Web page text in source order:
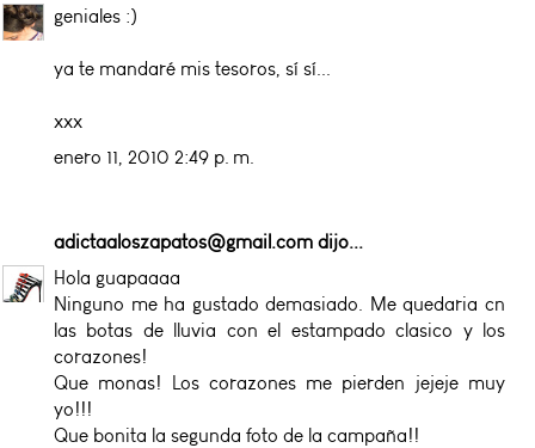
geniales :)
ya te mandaré mis tesoros, sí sí...
xxx
enero 11, 2010 2:49 p. m.
adictaaloszapatos@gmail.com dijo...
Hola guapaaaa
Ninguno me ha gustado demasiado. Me quedaria cn
las botas de lluvia con el estampado clasico y los
corazones!
Que monas! Los corazones me pierden jejeje muy
yo!!!
Que bonita la segunda foto de la campaña!!